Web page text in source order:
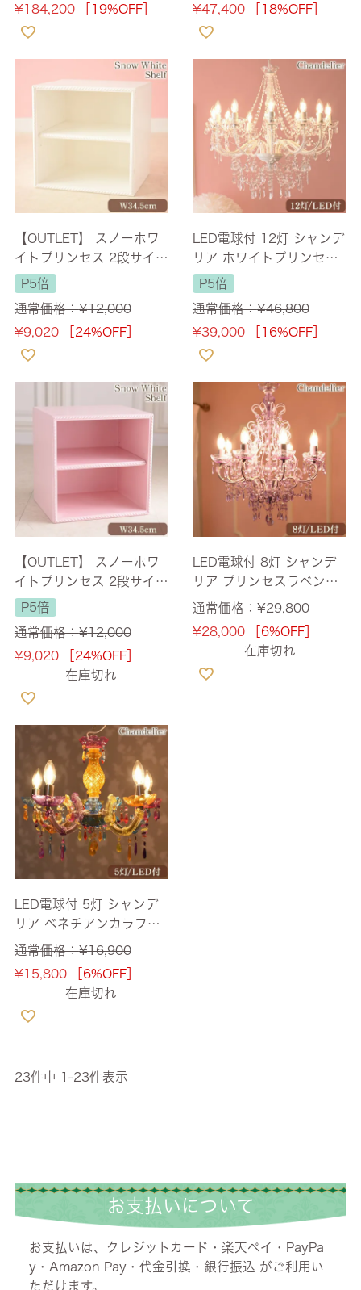
¥184,200 ［19%OFF］
¥47,400 ［18%OFF］
【OUTLET】 スノーホワ
イトプリンセス 2段サイコ
ロ シェルフ 幅34.5cm
【送料無料】 [Y]
P5倍
通常価格：¥12,000
¥9,020 ［24%OFF］
LED電球付 12灯 シャンデ
リア ホワイトプリンセス
簡単取付 幅72cm 【送料
無料】 [Y]
P5倍
通常価格：¥46,800
¥39,000 ［16%OFF］
【OUTLET】 スノーホワ
イトプリンセス 2段サイコ
ロ シェルフ 幅34.5cm
【送料無料】 [Y]
P5倍
通常価格：¥12,000
¥9,020
［24%OFF］
在庫切れ
LED電球付 8灯 シャンデ
リア プリンセスラベンダ
ー 簡単取付 幅66cm 【送
通常価格：¥29,800
¥28,000
［6%OFF］
在庫切れ
LED電球付 5灯 シャンデ
リア ベネチアンカラフル
簡単取付 幅50cm 【送料
通常価格：¥16,900
¥15,800
［6%OFF］
在庫切れ
23件中 1 -23件表示
お支払いについて
お支払いは、クレジットカード・楽天ペイ・PayPa
y・Amazon Pay・代金引換・銀行振込 がご利用い
ただけます。